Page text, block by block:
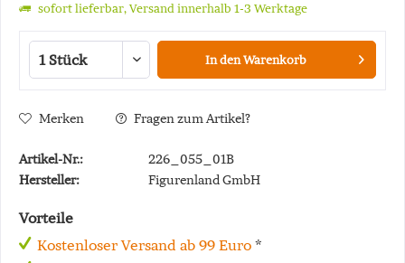
sofort lieferbar, Versand innerhalb 1-3 Werktage
In denWarenkorb
Merken Fragen zum Artikel?
Artikel-Nr.:
226_055_01B
Hersteller:
Figurenland GmbH
Vorteile
Kostenloser Versand ab 99 Euro *